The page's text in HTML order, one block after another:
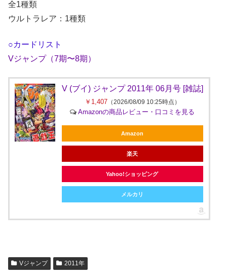
全1種類
ウルトラレア：1種類
○カードリスト
Vジャンプ（7期〜8期）
V (ブイ) ジャンプ 2011年 06月号 [雑誌]
￥1,407（2026/08/09 10:25時点）
Amazonの商品レビュー・口コミを見る
Amazon
楽天
Yahoo!ショッピング
メルカリ
Vジャンプ 2011年